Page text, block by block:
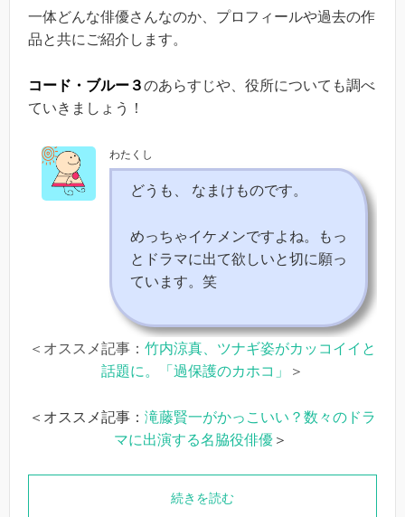
一体どんな俳優さんなのか、プロフィールや過去の作
品と共にご紹介します。
コード・ブルー３のあらすじや、役所についても調べ
ていきましょう！
わたくし
どうも、 なまけものです。
めっちゃイケメンですよね。もっ
とドラマに出て欲しいと切に願っ
ています。笑
＜オススメ記事： 竹内涼真、ツナギ姿がカッコイイと
話題に。「過保護のカホコ」
＞
＜オススメ記事： 滝藤賢一がかっこいい？数々のドラ
マに出演する名脇役俳優 ＞
続きを読む